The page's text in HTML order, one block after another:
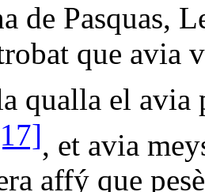
de Pasquas,
que avia
qualla el avia
, et avia
affý que